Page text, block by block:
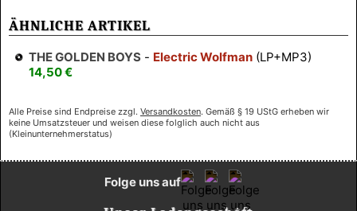
ÄHNLICHE ARTIKEL
THE GOLDEN BOYS - Electric Wolfman (LP+MP3)
14,50 €
Alle Preise sind Endpreise zzgl. Versandkosten. Gemäß § 19 UStG erheben wir
keine Umsatzsteuer und weisen diese folglich auch nicht aus
(Kleinunternehmerstatus)
Folge uns auf